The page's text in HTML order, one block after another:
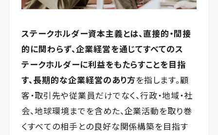
ステークホルダー資本主義とは、直接的・間接
的に関わらず、企業経営を通じてすべてのス
テークホルダーに利益をもたらすことを目指
す、長期的な企業経営のあり方を指します。顧
客・取引先や従業員だけでなく、行政・地域・社
会、地球環境までを含めた、企業活動を取り巻
くすべての相手との良好な関係構築を目指す